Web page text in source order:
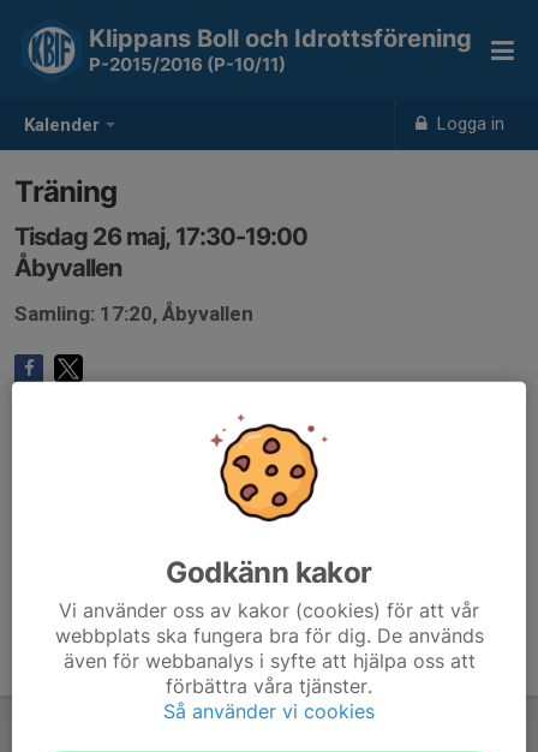
Kalender Logga in
Klippans Boll och Idrottsförening
P-2015/2016 (P-10/11)
Träning
Tisdag 26 maj, 17:30-19:00
Åbyvallen
Samling: 17:20, Åbyvallen
Godkänn kakor
Vi använder oss av kakor (cookies) för att vår
webbplats ska fungera bra för dig. De används
även för webbanalys i syfte att hjälpa oss att
förbättra våra tjänster.
Så använder vi cookies